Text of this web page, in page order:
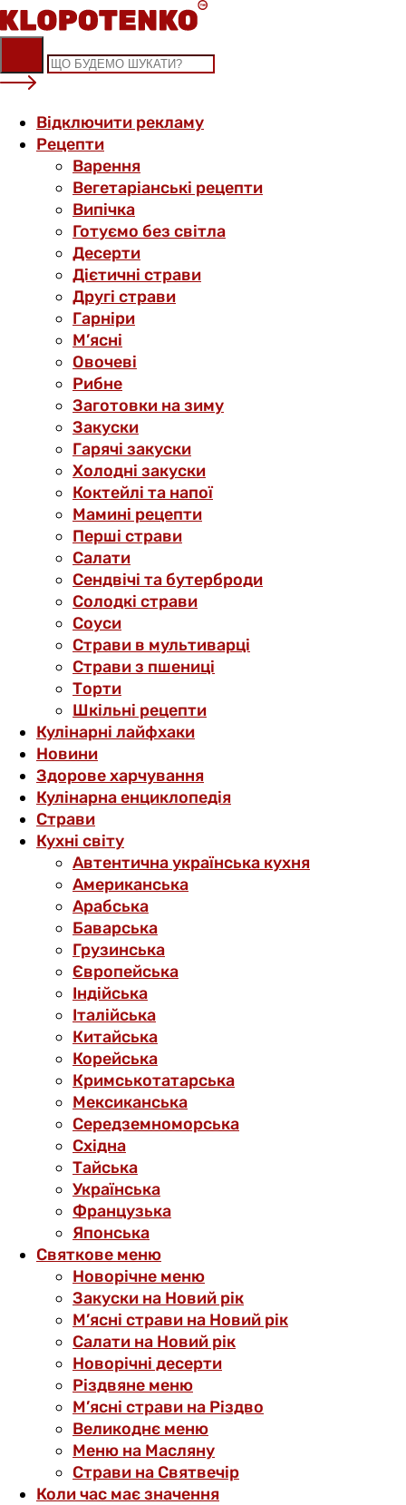
Skip
to
content
Відключити рекламу
Рецепти
Варення
Вегетаріанські рецепти
Випічка
Готуємо без світла
Десерти
Дієтичні страви
Другі страви
Гарніри
М’ясні
Овочеві
Рибне
Заготовки на зиму
Закуски
Гарячі закуски
Холодні закуски
Коктейлі та напої
Мамині рецепти
Перші страви
Салати
Сендвічі та бутерброди
Солодкі страви
Соуси
Страви в мультиварці
Страви з пшениці
Торти
Шкільні рецепти
Кулінарні лайфхаки
Новини
Здорове харчування
Кулінарна енциклопедія
Страви
Кухні світу
Автентична українська кухня
Американська
Арабська
Баварська
Грузинська
Європейська
Індійська
Італійська
Китайська
Корейська
Кримськотатарська
Мексиканська
Середземноморська
Східна
Тайська
Українська
Французька
Японська
Святкове меню
Новорічне меню
Закуски на Новий рік
М’ясні страви на Новий рік
Салати на Новий рік
Новорічні десерти
Різдвяне меню
М’ясні страви на Різдво
Великоднє меню
Меню на Масляну
Страви на Святвечір
Коли час має значення